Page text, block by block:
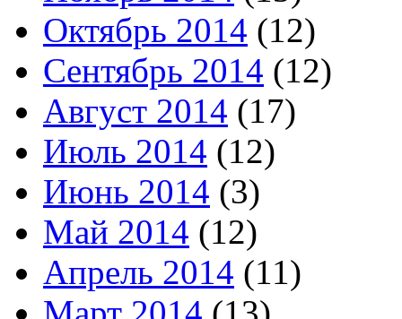
Октябрь 2014 (12)
Сентябрь 2014 (12)
Август 2014 (17)
Июль 2014 (12)
Июнь 2014 (3)
Май 2014 (12)
Апрель 2014 (11)